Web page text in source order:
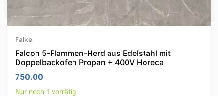
Falke
Falcon 5-Flammen-Herd aus Edelstahl mit
Doppelbackofen Propan + 400V Horeca
750.00
Nur noch 1 vorrätig